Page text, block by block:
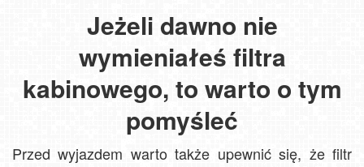
Jeżeli dawno nie
wymieniałeś filtra
kabinowego, to warto o tym
pomyśleć
Przed wyjazdem warto także upewnić się, że filtr